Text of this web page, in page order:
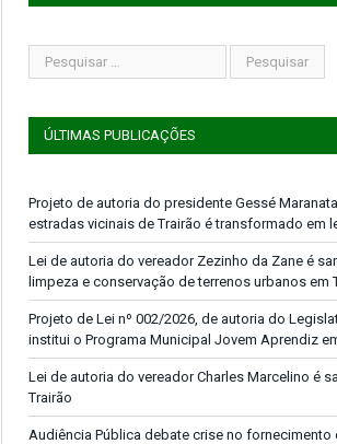
ÚLTIMAS PUBLICAÇÕES
Projeto de autoria do presidente Gessé
estradas vicinais de Trairão é transformado em
Lei de autoria do vereador Zezinho da Zane é
limpeza e conservação de terrenos urbanos em
Projeto de Lei nº 002/2026, de autoria do
institui o Programa Municipal Jovem Aprendiz
Lei de autoria do vereador Charles Marcelino é
Trairão
Audiência Pública debate crise no fornecimento